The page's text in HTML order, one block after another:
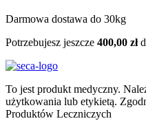
Darmowa dostawa do 30kg
Potrzebujesz jeszcze 400,00 zł
To jest produkt medyczny.
użytkowania lub etykietą.
Produktów Leczniczych